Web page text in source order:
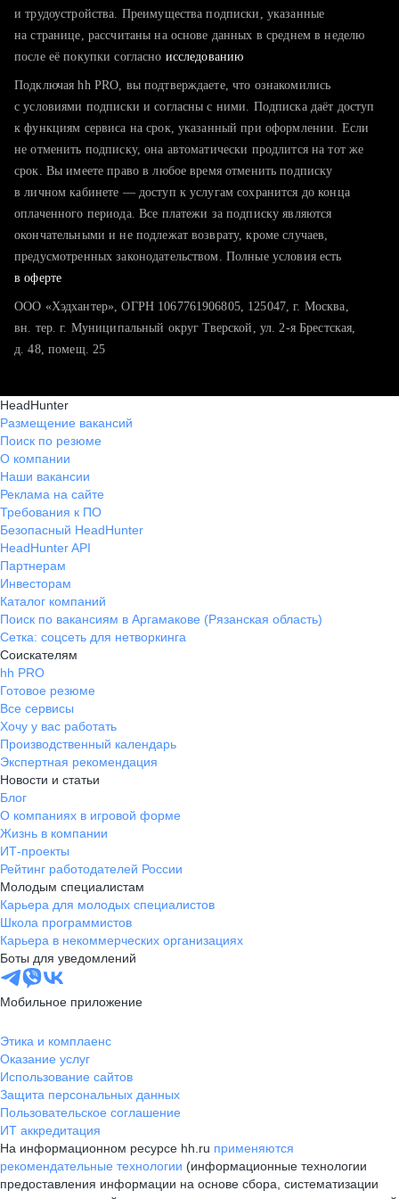
тратите много времени на поиск и вручную поднимаете
хотите сравнить себя с конкурентами и оценить шансы
и трудоустройства. Преимущества подписки, указанные
на странице, рассчитаны на основе данных в среднем в неделю
после её покупки согласно исследованию
Подключая hh PRO, вы подтверждаете, что ознакомились
с условиями подписки и согласны с ними. Подписка даёт доступ
к функциям сервиса на срок, указанный при оформлении. Если
не отменить подписку, она автоматически продлится на тот же
срок. Вы имеете право в любое время отменить подписку
в личном кабинете — доступ к услугам сохранится до конца
оплаченного периода. Все платежи за подписку являются
окончательными и не подлежат возврату, кроме случаев,
предусмотренных законодательством. Полные условия есть
в оферте
ООО «Хэдхантер», ОГРН 1067761906805, 125047, г. Москва,
вн. тер. г. Муниципальный округ Тверской, ул. 2-я Брестская,
д. 48, помещ. 25
HeadHunter
Размещение вакансий
Поиск по резюме
О компании
Наши вакансии
Реклама на сайте
Требования к ПО
Безопасный HeadHunter
HeadHunter API
Партнерам
Инвесторам
Каталог компаний
Поиск по вакансиям в Аргамакове (Рязанская область)
Сетка: соцсеть для нетворкинга
Соискателям
hh PRO
Готовое резюме
Все сервисы
Хочу у вас работать
Производственный календарь
Экспертная рекомендация
Новости и статьи
Блог
О компаниях в игровой форме
Жизнь в компании
ИТ-проекты
Рейтинг работодателей России
Молодым специалистам
Карьера для молодых специалистов
Школа программистов
Карьера в некоммерческих организациях
Боты для уведомлений
Мобильное приложение
Этика и комплаенс
Оказание услуг
Использование сайтов
Защита персональных данных
Пользовательское соглашение
ИТ аккредитация
На информационном ресурсе hh.ru применяются
рекомендательные технологии (информационные технологии
предоставления информации на основе сбора, систематизации